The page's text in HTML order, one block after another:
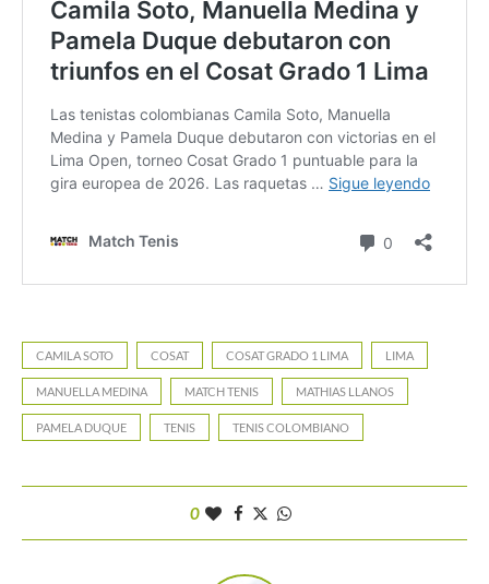
CAMILA SOTO COSAT COSAT GRADO 1 LIMA LIMA
MANUELLA MEDINA MATCH TENIS MATHIAS LLANOS
PAMELA DUQUE TENIS TENIS COLOMBIANO
0